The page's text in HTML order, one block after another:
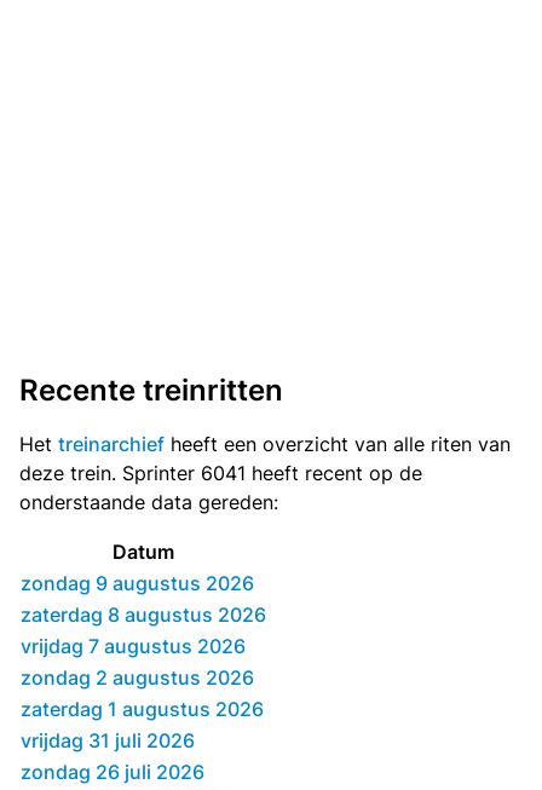
Recente treinritten
Het treinarchief heeft een overzicht van alle riten van
deze trein. Sprinter 6041 heeft recent op de
onderstaande data gereden:
Datum
zondag 9 augustus 2026
zaterdag 8 augustus 2026
vrijdag 7 augustus 2026
zondag 2 augustus 2026
zaterdag 1 augustus 2026
vrijdag 31 juli 2026
zondag 26 juli 2026